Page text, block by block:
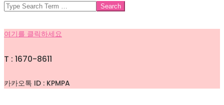
SEARCH
여기를 클릭하세요
T : 1670-8611
카카오톡 ID : KPMPA